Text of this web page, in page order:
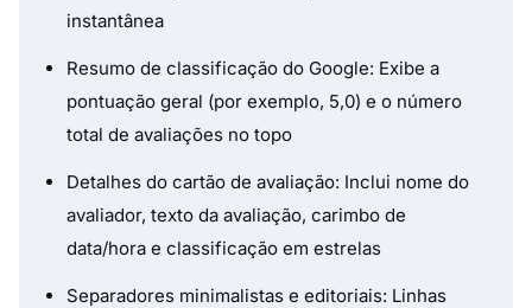
instantânea
Resumo de classificação do Google: Exibe a
pontuação geral (por exemplo, 5,0) e o número
total de avaliações no topo
Detalhes do cartão de avaliação: Inclui nome do
avaliador, texto da avaliação, carimbo de
data/hora e classificação em estrelas
Separadores minimalistas e editoriais: Linhas